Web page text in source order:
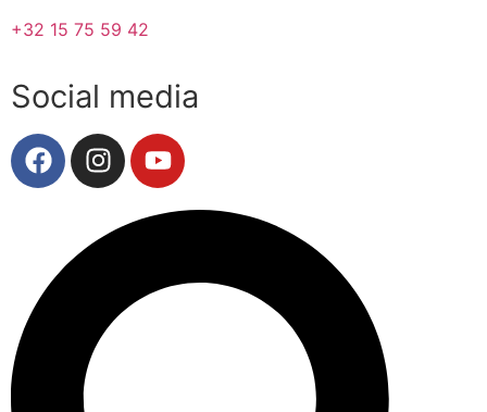
+32 15 75 59 42
Social media